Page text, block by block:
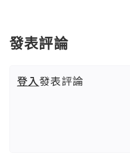
發表評論
登入發表評論